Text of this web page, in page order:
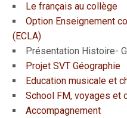
Le français au collège
Option Enseignement
(ECLA)
Présentation Histoire-
Projet SVT Géographie
Education musicale et
School FM, voyages et
Accompagnement